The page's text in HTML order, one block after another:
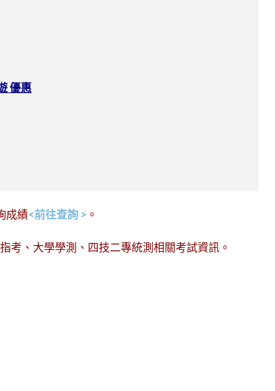
優惠
成績<前往查詢 > 。
考、大學學測、四技二專統測相關考試資訊。